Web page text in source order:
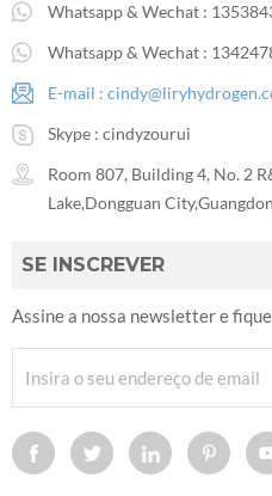
Whatsapp & Wechat :
Whatsapp & Wechat :
E-mail :
Skype : cindyzourui
Room 807, Building 4, No. 2
Lake,Dongguan
SE INSCREVER
Assine a nossa newsletter e